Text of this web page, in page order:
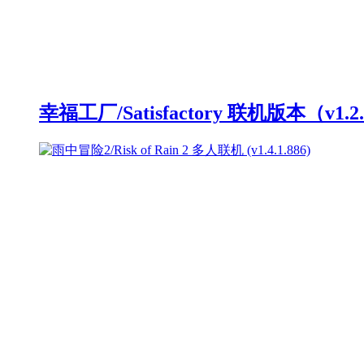
幸福工厂/Satisfactory 联机版本（